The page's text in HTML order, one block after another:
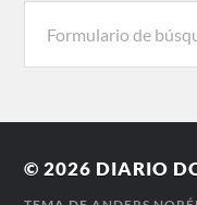
© 2026 DIARIO